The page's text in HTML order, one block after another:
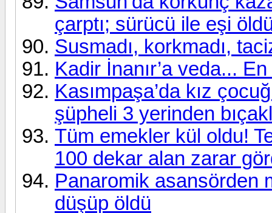
çarptı; sürücü ile eşi
Susmadı, korkmadı,
Kadir İnanır’a veda...
Kasımpaşa’da kız
şüpheli 3 yerinden
Tüm emekler kül oldu!
100 dekar alan zarar
Panaromik asansörden
düşüp öldü